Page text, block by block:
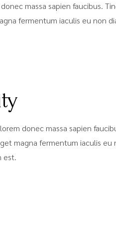
massa sapien faucibus.
fermentum iaculis eu non
donec massa sapien
magna fermentum iaculis
est.